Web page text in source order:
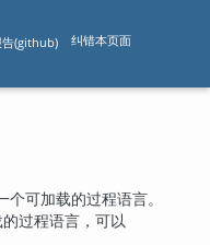
告(github) 纠错本页面
可加载的过程语言。
过程语言，可以